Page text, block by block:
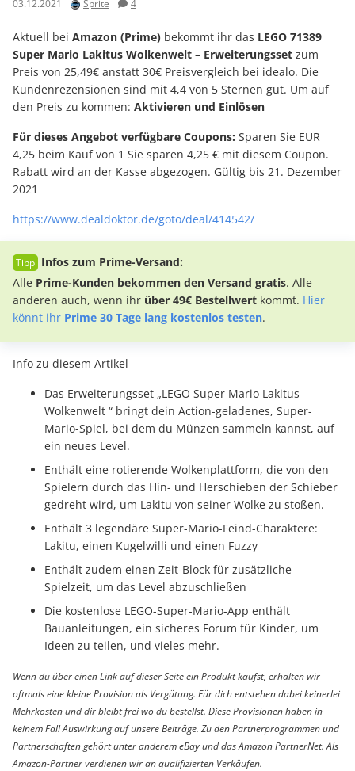
03.12.2021 Sprite 4
Aktuell bei Amazon (Prime) bekommt ihr das LEGO 71389
Super Mario Lakitus Wolkenwelt – Erweiterungsset zum
Preis von 25,49€ anstatt 30€ Preisvergleich bei idealo. Die
Kundenrezensionen sind mit 4,4 von 5 Sternen gut. Um auf
den Preis zu kommen: Aktivieren und Einlösen
Für dieses Angebot verfügbare Coupons: Sparen Sie EUR
4,25 beim Kauf von 1 Sie sparen 4,25 € mit diesem Coupon.
Rabatt wird an der Kasse abgezogen. Gültig bis 21. Dezember
2021
https://www.dealdoktor.de/goto/deal/414542/
Infos zum Prime-Versand:
Alle Prime-Kunden bekommen den Versand gratis. Alle
anderen auch, wenn ihr über 49€ Bestellwert kommt. Hier
könnt ihr Prime 30 Tage lang kostenlos testen.
Info zu diesem Artikel
Das Erweiterungsset „LEGO Super Mario Lakitus
Wolkenwelt “ bringt dein Action-geladenes, Super-
Mario-Spiel, bei dem du Münzen sammeln kannst, auf
ein neues Level.
Enthält eine rotierende Wolkenplattform, die von den
Spielern durch das Hin- und Herschieben der Schieber
gedreht wird, um Lakitu von seiner Wolke zu stoßen.
Enthält 3 legendäre Super-Mario-Feind-Charaktere:
Lakitu, einen Kugelwilli und einen Fuzzy
Enthält zudem einen Zeit-Block für zusätzliche
Spielzeit, um das Level abzuschließen
Die kostenlose LEGO-Super-Mario-App enthält
Bauanleitungen, ein sicheres Forum für Kinder, um
Ideen zu teilen, und vieles mehr.
Wenn du über einen Link auf dieser Seite ein Produkt kaufst, erhalten wir
oftmals eine kleine Provision als Vergütung. Für dich entstehen dabei keinerlei
Mehrkosten und dir bleibt frei wo du bestellst. Diese Provisionen haben in
keinem Fall Auswirkung auf unsere Beiträge. Zu den Partnerprogrammen und
Partnerschaften gehört unter anderem eBay und das Amazon PartnerNet. Als
Amazon-Partner verdienen wir an qualifizierten Verkäufen.